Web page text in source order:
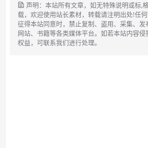
声明：本站所有文章，如无特殊说明或标,
载，欢迎使用站长素材，转载请注明出处!任
征得本站同意时，禁止复制、盗用、采集、
网站、书籍等各类媒体平台。如若本站内容侵
权益，可联系我们进行处理。